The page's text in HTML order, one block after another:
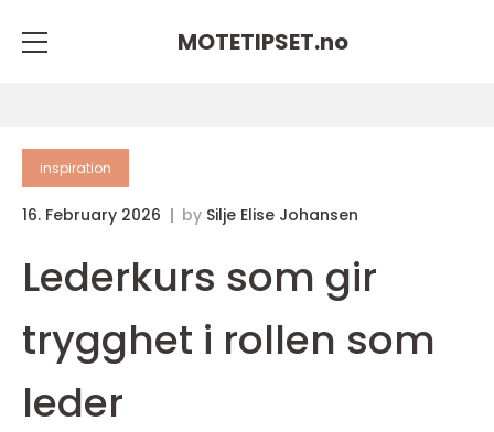
MOTETIPSET.no
inspiration
16. February 2026 by Silje Elise Johansen
Lederkurs som gir
trygghet i rollen som
leder